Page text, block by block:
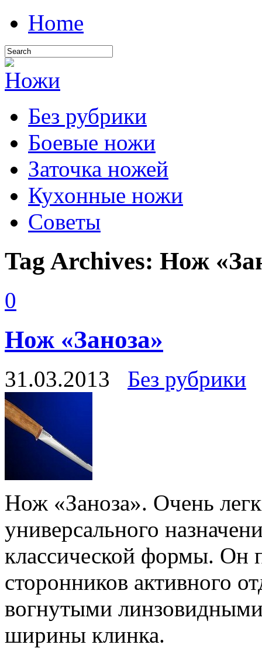
Home
Без рубрики
Боевые ножи
Заточка ножей
Кухонные ножи
Советы
Tag Archives: Нож
0
Нож «Заноза»
31.03.2013 Без рубрики
Нож «Заноза». Очень
универсального
классической формы. Он
сторонников активного
вогнутыми
ширины клинка.